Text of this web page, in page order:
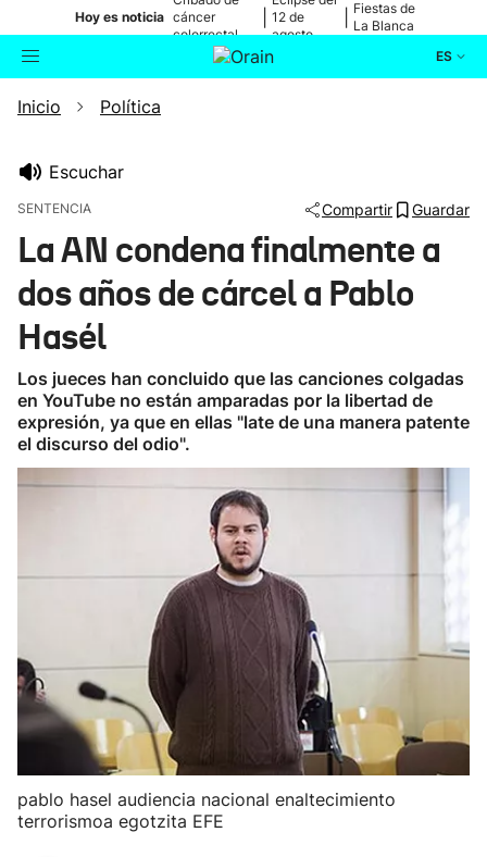
Hoy es noticia cáncer
colorrectal
12 de
agosto
Fiestas de
La Blanca
ES
Buscador
Ikusmiran
Inicio Política
Escuchar
SENTENCIA Compartir Guardar
La AN condena finalmente a
dos años de cárcel a Pablo
Hasél
Los jueces han concluido que las canciones colgadas
en YouTube no están amparadas por la libertad de
expresión, ya que en ellas "late de una manera patente
el discurso del odio".
pablo hasel audiencia nacional enaltecimiento
terrorismoa egotzita EFE